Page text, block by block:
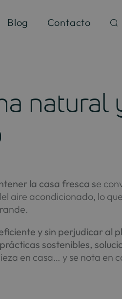
Blog Contacto
natural
la casa fresca se
aire acondicionado, lo
y sin perjudicar al
sostenibles,
en casa… y se nota en